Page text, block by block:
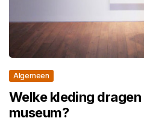
Algemeen
Welke kleding dragen
museum?